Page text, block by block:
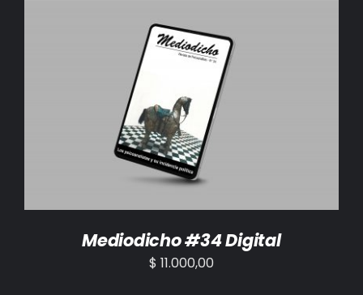
AÑADIR AL CARRITO /
Mediodicho #34 Digital
$ 11.000,00